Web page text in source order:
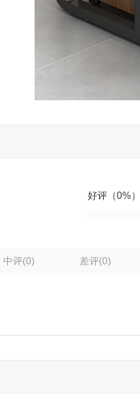
好评（0%）
中评(0) 差评(0)